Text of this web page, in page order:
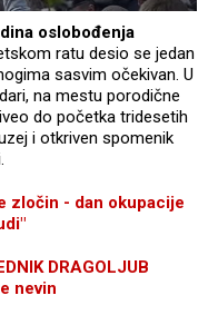
oslobođenja
ratu desio se jedan
sasvim očekivan. U
na mestu porodične
do početka tridesetih
i otkriven spomenik
zločin - dan okupacije
DRAGOLJUB
nevin